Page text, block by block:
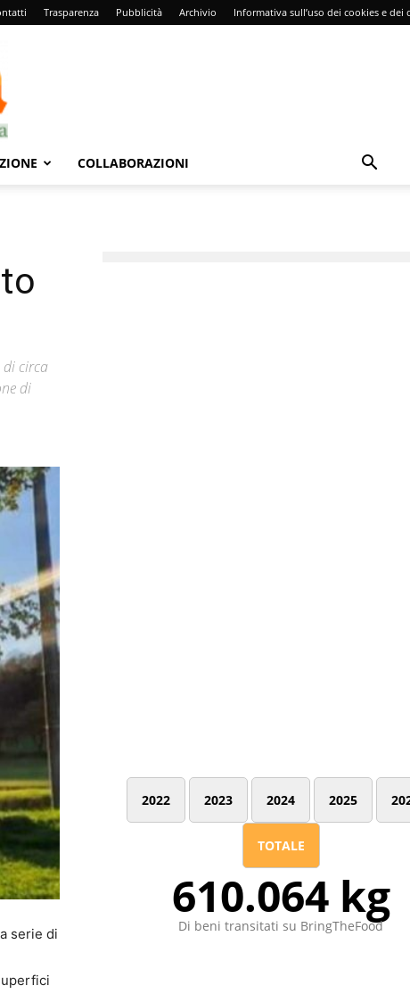
Trasparenza Pubblicità Archivio Informativa sull’uso dei cookies e dei
COLLABORAZIONI
di circa
di
serie di
2022 2023 2024 2025
TOTALE
610.064 kg
Di beni transitati su BringTheFood